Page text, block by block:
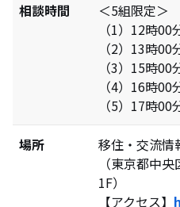
相談時間
＜5組限定＞
（1）12時
（2）13時
（3）15時
（4）16時
（5）17時
場所
移住・交流情
（東京都中
1F）
【アクセス】